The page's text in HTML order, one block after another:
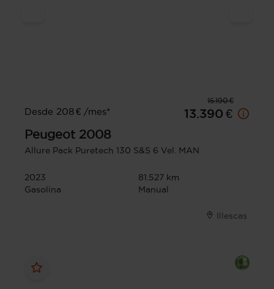
15.190 €
Desde 208 € /mes*
13.390 €
Peugeot 2008
Allure Pack Puretech 130 S&S 6 Vel. MAN
2023
81.527 km
Gasolina
Manual
Illescas